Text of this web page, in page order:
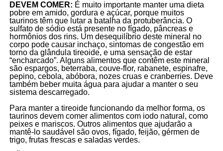
DEVEM COMER: É muito importante manter uma dieta
pobre em amido, gordura e açúcar, porque muitos
taurinos têm que lutar a batalha da protuberância. O
sulfato de sódio está presente no fígado, pâncreas e
hormônios dos rins. Um desequilíbrio deste mineral no
corpo pode causar inchaço, sintomas de congestão em
torno da glândula tireoide, e uma sensação de estar
“encharcado”. Alguns alimentos que contêm este mineral
são espargos, beterraba, couve-flor, rabanete, espinafre,
pepino, cebola, abóbora, nozes cruas e cranberries. Deve
também beber muita água para ajudar a manter o seu
sistema descarregado.
Para manter a tireoide funcionando da melhor forma, os
taurinos devem comer alimentos com iodo natural, como
peixes e mariscos. Outros alimentos que ajudarão a
mantê-lo saudável são ovos, fígado, feijão, gérmen de
trigo, frutas frescas e saladas verdes.